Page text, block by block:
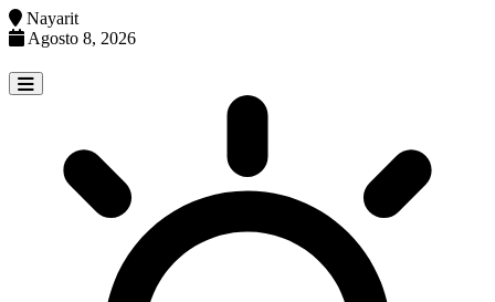
Nayarit
Agosto 8, 2026
to
content